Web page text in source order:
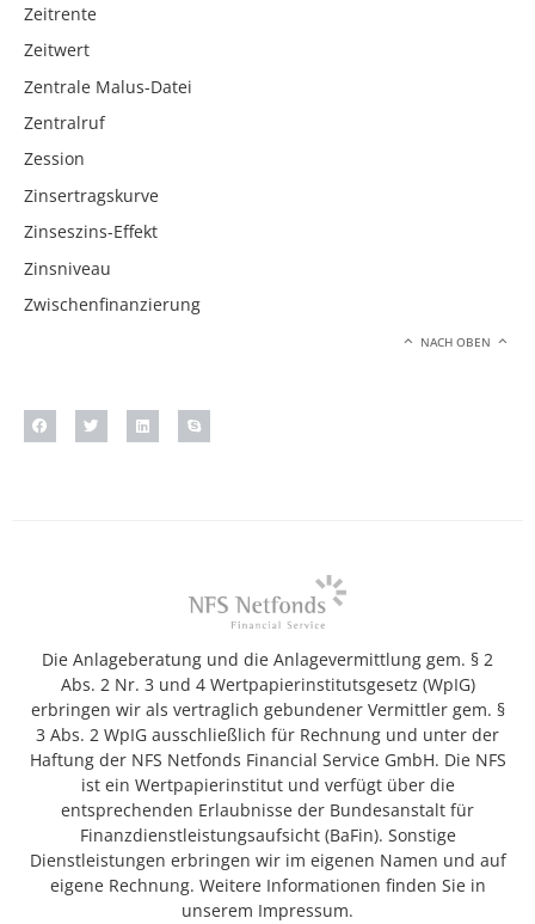
Zeitrente
Zeitwert
Zentrale Malus-Datei
Zentralruf
Zession
Zinsertragskurve
Zinseszins-Effekt
Zinsniveau
Zwischenfinanzierung
NACH OBEN
Die Anlageberatung und die Anlagevermittlung gem. § 2
Abs. 2 Nr. 3 und 4 Wertpapierinstitutsgesetz (WpIG)
erbringen wir als vertraglich gebundener Vermittler gem. §
3 Abs. 2 WpIG ausschließlich für Rechnung und unter der
Haftung der NFS Netfonds Financial Service GmbH. Die NFS
ist ein Wertpapierinstitut und verfügt über die
entsprechenden Erlaubnisse der Bundesanstalt für
Finanzdienstleistungsaufsicht (BaFin). Sonstige
Dienstleistungen erbringen wir im eigenen Namen und auf
eigene Rechnung. Weitere Informationen finden Sie in
unserem Impressum.